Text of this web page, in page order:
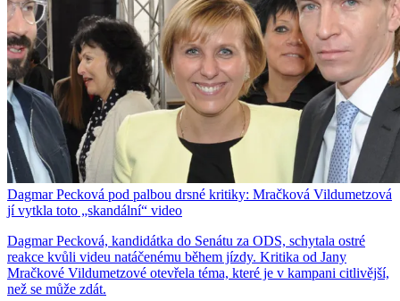
Dagmar Pecková pod palbou drsné kritiky: Mračková Vildumetzová
jí vytkla toto „skandální“ video
Dagmar Pecková, kandidátka do Senátu za ODS, schytala ostré
reakce kvůli videu natáčenému během jízdy. Kritika od Jany
Mračkové Vildumetzové otevřela téma, které je v kampani citlivější,
než se může zdát.